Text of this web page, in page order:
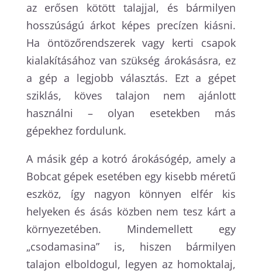
az erősen kötött talajjal, és bármilyen
hosszúságú árkot képes precízen kiásni.
Ha öntözőrendszerek vagy kerti csapok
kialakításához van szükség árokásásra, ez
a gép a legjobb választás. Ezt a gépet
sziklás, köves talajon nem ajánlott
használni – olyan esetekben más
gépekhez fordulunk.
A másik gép a kotró árokásógép, amely a
Bobcat gépek esetében egy kisebb méretű
eszköz, így nagyon könnyen elfér kis
helyeken és ásás közben nem tesz kárt a
környezetében. Mindemellett egy
„csodamasina” is, hiszen bármilyen
talajon elboldogul, legyen az homoktalaj,